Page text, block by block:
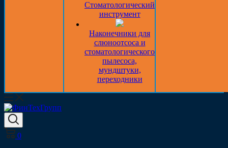
Стоматологический
инструмент
Наконечники для
слюноотсоса и
стоматологического
пылесоса,
мундштуки,
переходники
0